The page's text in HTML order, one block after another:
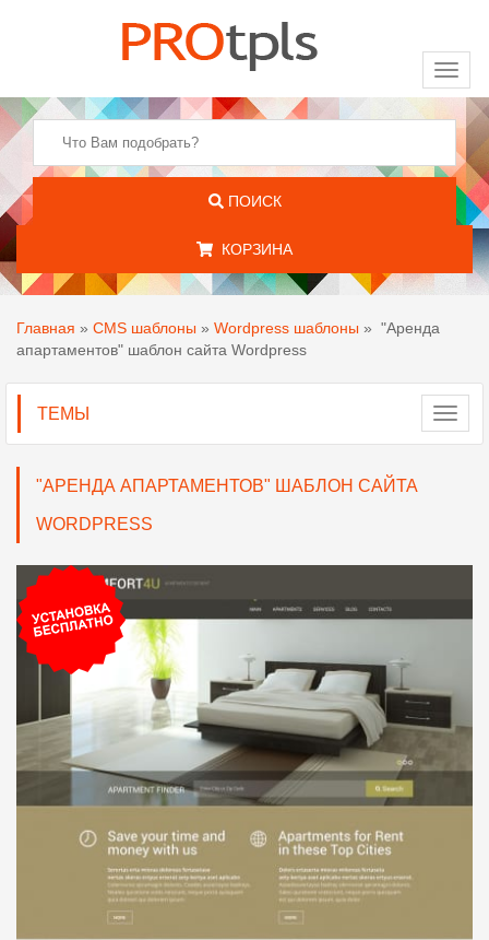
ПОИСК
КОРЗИНА
Главная » CMS шаблоны » Wordpress шаблоны » "Аренда
апартаментов" шаблон сайта Wordpress
ТЕМЫ
"АРЕНДА АПАРТАМЕНТОВ" ШАБЛОН САЙТА
WORDPRESS